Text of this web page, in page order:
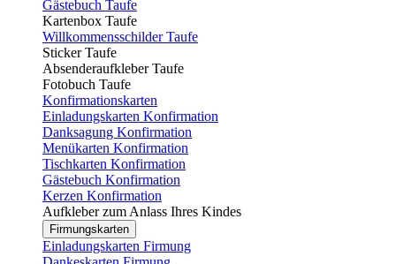
Gästebuch Taufe
Kartenbox Taufe
Willkommensschilder Taufe
Sticker Taufe
Absenderaufkleber Taufe
Fotobuch Taufe
Konfirmationskarten
Einladungskarten Konfirmation
Danksagung Konfirmation
Menükarten Konfirmation
Tischkarten Konfirmation
Gästebuch Konfirmation
Kerzen Konfirmation
Aufkleber zum Anlass Ihres Kindes
Firmungskarten
Einladungskarten Firmung